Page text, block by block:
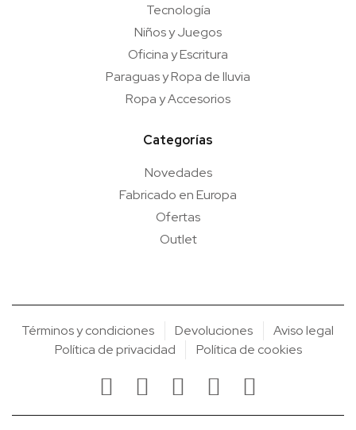
Tecnología
Niños y Juegos
Oficina y Escritura
Paraguas y Ropa de lluvia
Ropa y Accesorios
Categorías
Novedades
Fabricado en Europa
Ofertas
Outlet
Términos y condiciones Devoluciones
Aviso legal
Política de privacidad
Política de cookies